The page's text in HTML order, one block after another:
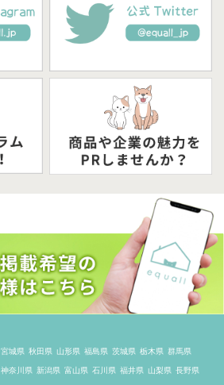
宮城県 秋田県 山形県 福島県 茨城県 栃木県 群馬県
神奈川県 新潟県 富山県 石川県 福井県 山梨県 長野県